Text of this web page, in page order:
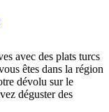
avec des plats turcs
êtes dans la région
dévolu sur le
déguster des